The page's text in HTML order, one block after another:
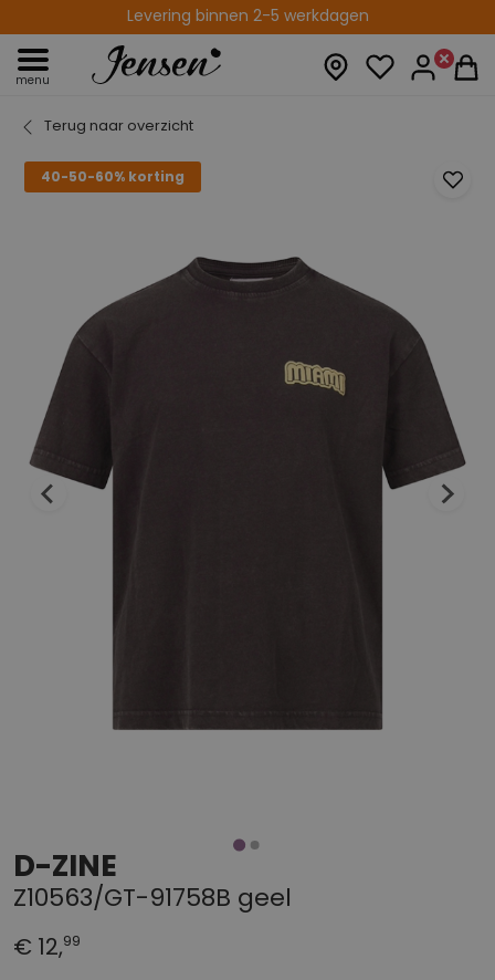
Levering binnen 2-5 werkdagen
menu
Terug naar overzicht
40-50-60% korting
D-ZINE
Z10563/GT-91758B geel
€ 12,99